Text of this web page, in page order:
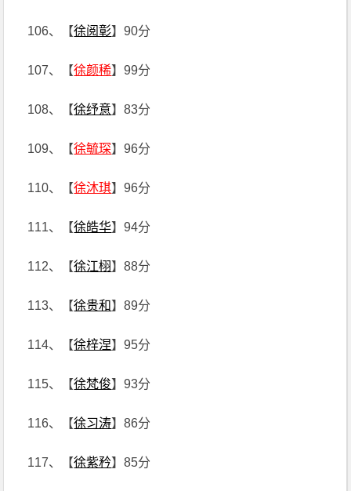
106、【徐阅彰】90分
107、【徐颜稀】99分
108、【徐纾意】83分
109、【徐毓琛】96分
110、【徐沐琪】96分
111、【徐皓华】94分
112、【徐江栩】88分
113、【徐贵和】89分
114、【徐梓涅】95分
115、【徐梵俊】93分
116、【徐习涛】86分
117、【徐紫矜】85分